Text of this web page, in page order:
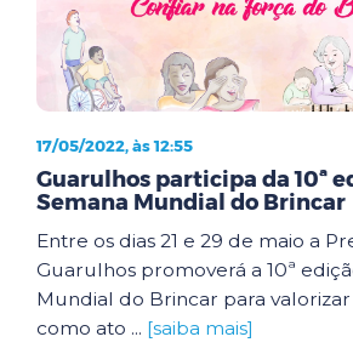
17/05/2022, às 12:55
Guarulhos participa da 10ª
Semana Mundial do Brincar
Entre os dias 21 e 29 de maio a
Guarulhos promoverá a 10ª
Mundial do Brincar para
como ato ... [saiba mais]